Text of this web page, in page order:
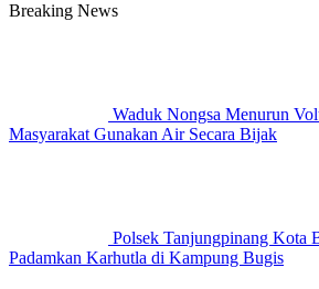
Breaking News
Waduk Nongsa Menurun
Masyarakat Gunakan Air Secara Bijak
Polsek Tanjungpinang Kota
Padamkan Karhutla di Kampung Bugis